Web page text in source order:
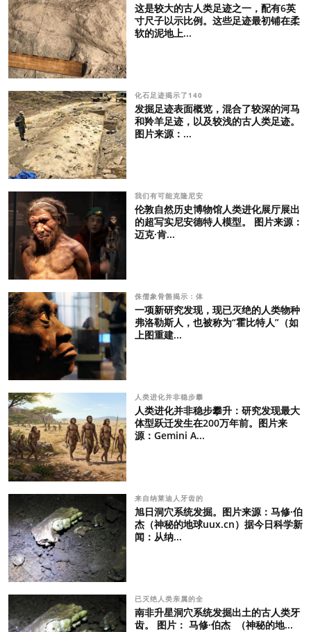
这是较大的古人类足迹之一，配有6英
寸尺子以示比例。这些足迹最初铺在柔
软的泥地上...
化石足迹揭示了140
发掘足迹表面概览，混合了较深的河马
和羚羊足迹，以及较浅的古人类足迹。
图片来源：...
我们有可能克隆尼安
伦敦自然历史博物馆人类进化展厅展出
的超写实尼安德特人模型。 图片来源：
迈克·肯...
侏儒象骨骼揭示：体
一项新研究发现，现已灭绝的人类物种
弗洛勒斯人，也被称为“霍比特人”（如
上图重建...
人类进化并非稳步攀
人类进化并非稳步攀升：研究发现最大
体型跃迁发生在200万年前。图片来
源：Gemini A...
来自纳莱迪人牙齿的
旭日洞穴系统发掘。图片来源：马修·伯
杰（神秘的地球uux.cn）据今日科学新
闻：从纳...
已灭绝人类亲属的全
南非升星洞穴系统发掘出土的古人类牙
齿。 图片： 马修·伯杰 （神秘的地...